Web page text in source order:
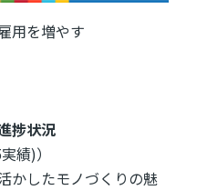
用を増やす
捗状況
績)）
かしたモノづくりの魅